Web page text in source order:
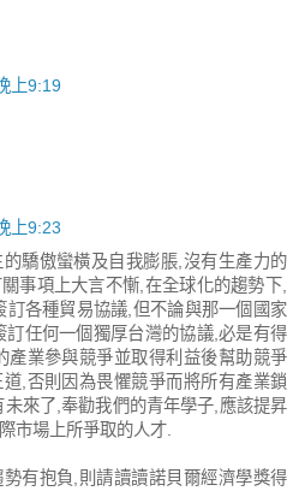
上9:19
上9:23
驕傲蠻橫及自我膨脹,沒有生產力的
事項上大言不慚,在全球化的趨勢下,
訂各種貿易協議,但不論與那一個國家
訂任何一個獨厚台灣的協議,必是有得
產業參與競爭並取得利益後幫助競爭
,否則因為畏懼競爭而將所有產業鎖
來了,奉勸我們的青年學子,應該提昇
市場上所爭取的人才.
有抱負,則請讀讀諾貝爾經濟學獎得